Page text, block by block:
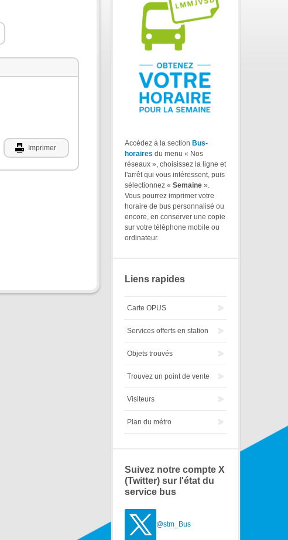
Imprimer
Accédez à la section Bus-
horaires du menu « Nos
réseaux », choisissez la ligne et
l'arrêt qui vous intéressent, puis
sélectionnez « Semaine ».
Vous pourrez imprimer votre
horaire de bus personnalisé ou
encore, en conserver une copie
sur votre téléphone mobile ou
ordinateur.
Liens rapides
Carte OPUS
Services offerts en station
Objets trouvés
Trouvez un point de vente
Visiteurs
Plan du métro
Suivez notre compte X
(Twitter) sur l'état du
service bus
@stm_Bus